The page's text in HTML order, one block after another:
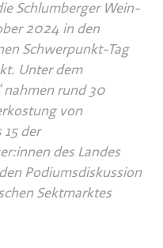
Schlumberger Wein-
2024 in den
Schwerpunkt-Tag
Unter dem
nahmen rund 30
von
der
des Landes
Podiumsdiskussion
Sektmarktes